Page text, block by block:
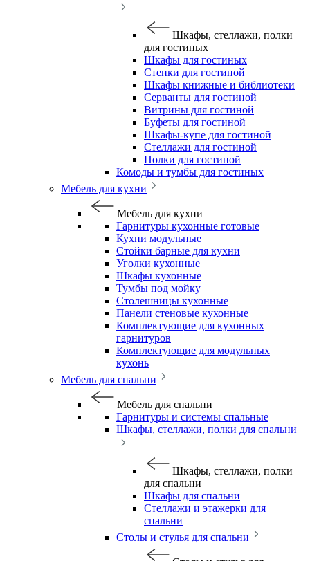
Шкафы, стеллажи, полки
для гостиных
Шкафы для гостиных
Стенки для гостиной
Шкафы книжные и библиотеки
Серванты для гостиной
Витрины для гостиной
Буфеты для гостиной
Шкафы-купе для гостиной
Стеллажи для гостиной
Полки для гостиной
Комоды и тумбы для гостиных
Мебель для кухни
Мебель для кухни
Гарнитуры кухонные готовые
Кухни модульные
Стойки барные для кухни
Уголки кухонные
Шкафы кухонные
Тумбы под мойку
Столешницы кухонные
Панели стеновые кухонные
Комплектующие для кухонных
гарнитуров
Комплектующие для модульных
кухонь
Мебель для спальни
Мебель для спальни
Гарнитуры и системы спальные
Шкафы, стеллажи, полки для спальни
Шкафы, стеллажи, полки
для спальни
Шкафы для спальни
Стеллажи и этажерки для
спальни
Столы и стулья для спальни